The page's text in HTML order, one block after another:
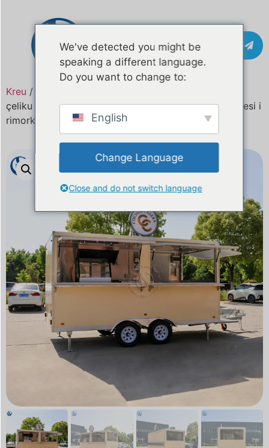
Kontakti
Kreu /
çeliku inox për shitje në Papua Guinea e Re | Prodhuesi i
rimorkiove për furnizim ushqimi celular
We've detected you might be
speaking a different language.
Do you want to change to:
English
Change Language
Close and do not switch language